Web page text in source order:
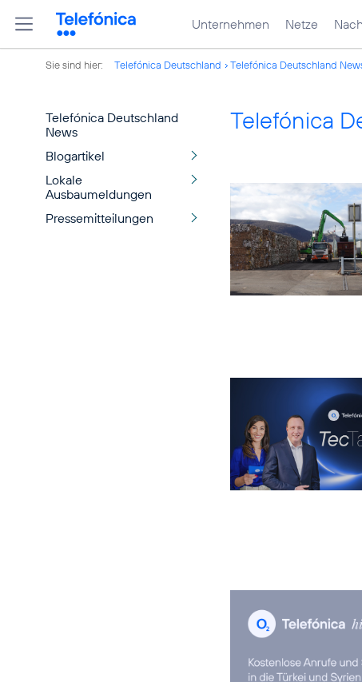
Unternehmen Netze
Sie sind hier: Telefónica Deutschland Telefónica Deutschland
Telefónica Deutschland
News
Blogartikel
Lokale
Ausbaumeldungen
Pressemitteilungen
Telefónica